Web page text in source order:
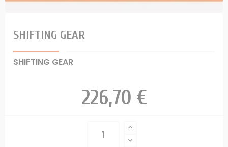
SHIFTING GEAR
SHIFTING GEAR
226,70 €